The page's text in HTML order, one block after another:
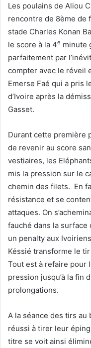
Les poulains de Aliou
rencontre de 8ème de
stade Charles Konan
le score à la 4e minute
parfaitement par
compter avec le réveil
Emerse Faé qui a pris
d’Ivoire après la
Gasset.
Durant cette première
de revenir au score
vestiaires, les
mis la pression sur le
chemin des filets. En
résistance et se
attaques. On
fauché dans la surface
un penalty aux
Késsié transforme le
Tout est à refaire pour
pression jusqu’à la fin
prolongations.
A la séance des tirs
réussi à tirer leur
titre se voit ainsi